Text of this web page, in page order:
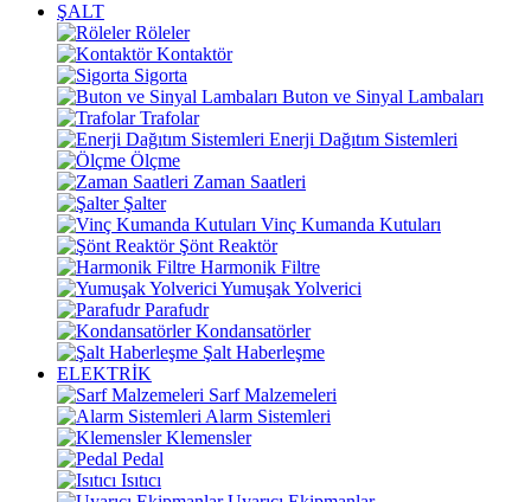
ŞALT
Röleler
Kontaktör
Sigorta
Buton ve Sinyal Lambaları
Trafolar
Enerji Dağıtım Sistemleri
Ölçme
Zaman Saatleri
Şalter
Vinç Kumanda Kutuları
Şönt Reaktör
Harmonik Filtre
Yumuşak Yolverici
Parafudr
Kondansatörler
Şalt Haberleşme
ELEKTRİK
Sarf Malzemeleri
Alarm Sistemleri
Klemensler
Pedal
Isıtıcı